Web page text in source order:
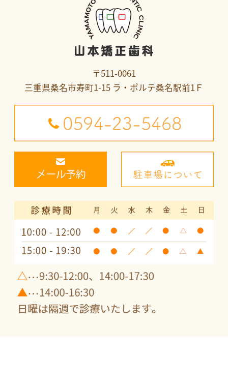
〒511-0061
三重県桑名市寿町1-15 ラ・ポルテ桑名駅前1Ｆ